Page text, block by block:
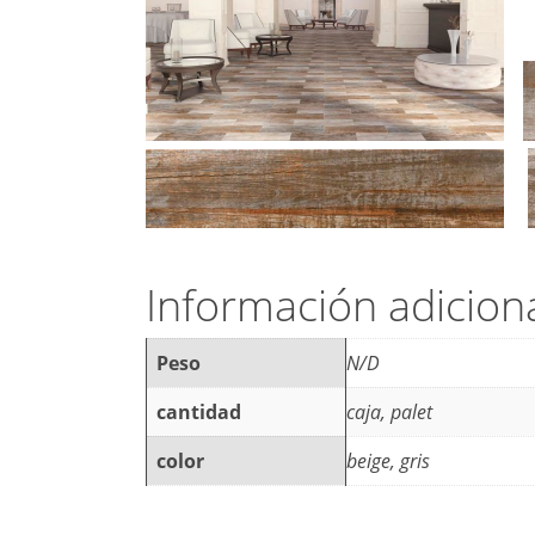
Información
Peso
N/D
cantidad
caja, palet
color
beige, gris